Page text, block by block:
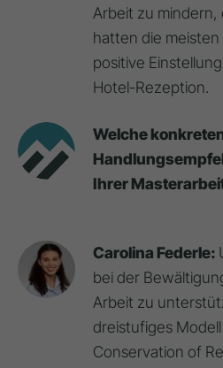
Arbeit zu
hatten die
positive
Hotel-Rezeption.
Welche
Ihrer
Carolina Federle:
bei der
Arbeit zu
dreistufiges
Conservation of